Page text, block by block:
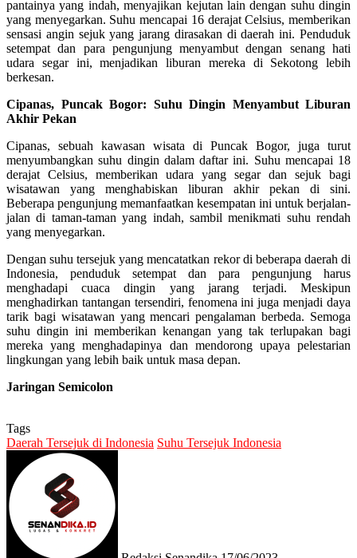
pantainya yang indah, menyajikan kejutan lain dengan suhu dingin
yang menyegarkan. Suhu mencapai 16 derajat Celsius, memberikan
sensasi angin sejuk yang jarang dirasakan di daerah ini. Penduduk
setempat dan para pengunjung menyambut dengan senang hati
udara segar ini, menjadikan liburan mereka di Sekotong lebih
berkesan.
Cipanas, Puncak Bogor: Suhu Dingin Menyambut Liburan
Akhir Pekan
Cipanas, sebuah kawasan wisata di Puncak Bogor, juga turut
menyumbangkan suhu dingin dalam daftar ini. Suhu mencapai 18
derajat Celsius, memberikan udara yang segar dan sejuk bagi
wisatawan yang menghabiskan liburan akhir pekan di sini.
Beberapa pengunjung memanfaatkan kesempatan ini untuk berjalan-
jalan di taman-taman yang indah, sambil menikmati suhu rendah
yang menyegarkan.
Dengan suhu tersejuk yang mencatatkan rekor di beberapa daerah di
Indonesia, penduduk setempat dan para pengunjung harus
menghadapi cuaca dingin yang jarang terjadi. Meskipun
menghadirkan tantangan tersendiri, fenomena ini juga menjadi daya
tarik bagi wisatawan yang mencari pengalaman berbeda. Semoga
suhu dingin ini memberikan kenangan yang tak terlupakan bagi
mereka yang menghadapinya dan mendorong upaya pelestarian
lingkungan yang lebih baik untuk masa depan.
Jaringan Semicolon
Tags
Daerah Tersejuk di Indonesia Suhu Tersejuk Indonesia